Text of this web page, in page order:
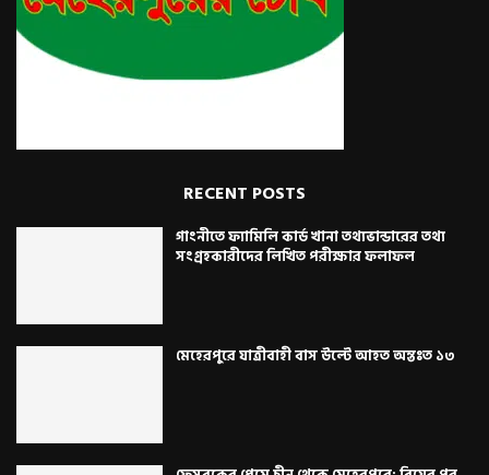
RECENT POSTS
গাংনীতে ফ্যামিলি কার্ড খানা তথ্যভান্ডারের তথ্য
সংগ্রহকারীদের লিখিত পরীক্ষার ফলাফল
মেহেরপুরে যাত্রীবাহী বাস উল্টে আহত অন্তঃত ১৩